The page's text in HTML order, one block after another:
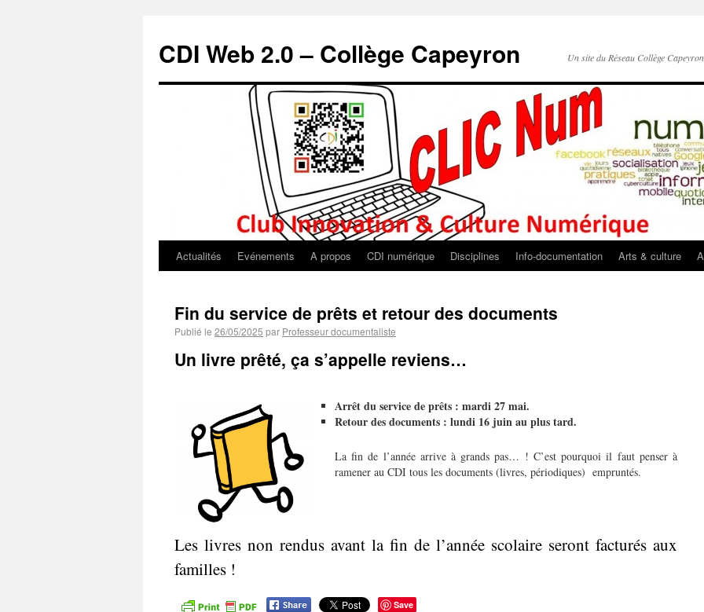
CDI Web 2.0 – Collège Capeyron Un site du Réseau Collège
Actualités Evénements A propos CDI numérique Disciplines Info-documentation Arts & culture
Fin du service de prêts et retour des documents
Publié le 26/05/2025 par Professeur documentaliste
Un livre prêté, ça s’appelle reviens…
Arrêt du service de prêts : mardi 27 mai.
Retour des documents : lundi 16 juin au plus tard.
La fin de l’année arrive à grands pas… ! C’est pourquoi il faut penser à
ramener au CDI tous les documents (livres, périodiques) empruntés.
Les livres non rendus avant la fin de l’année scolaire seront facturés aux
familles !
Save